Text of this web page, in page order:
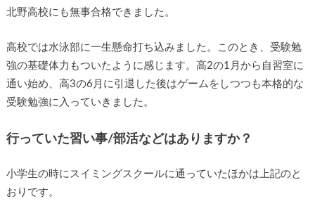
北野高校にも無事合格できました。
高校では水泳部に一生懸命打ち込みました。このとき、受験勉
強の基礎体力もついたように感じます。高2の1月から自習室に
通い始め、高3の6月に引退した後はゲームをしつつも本格的な
受験勉強に入っていきました。
行っていた習い事/部活などはありますか？
小学生の時にスイミングスクールに通っていたほかは上記のと
おりです。